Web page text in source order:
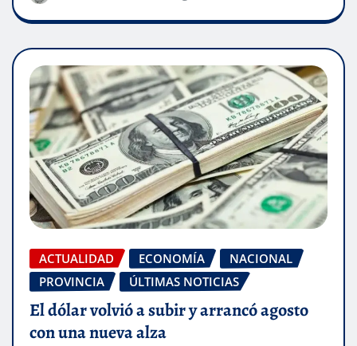
ACTUALIDAD ECONOMÍA
NACIONAL
PROVINCIA
ÚLTIMAS NOTICIAS
El dólar volvió a subir y arrancó agosto
con una nueva alza